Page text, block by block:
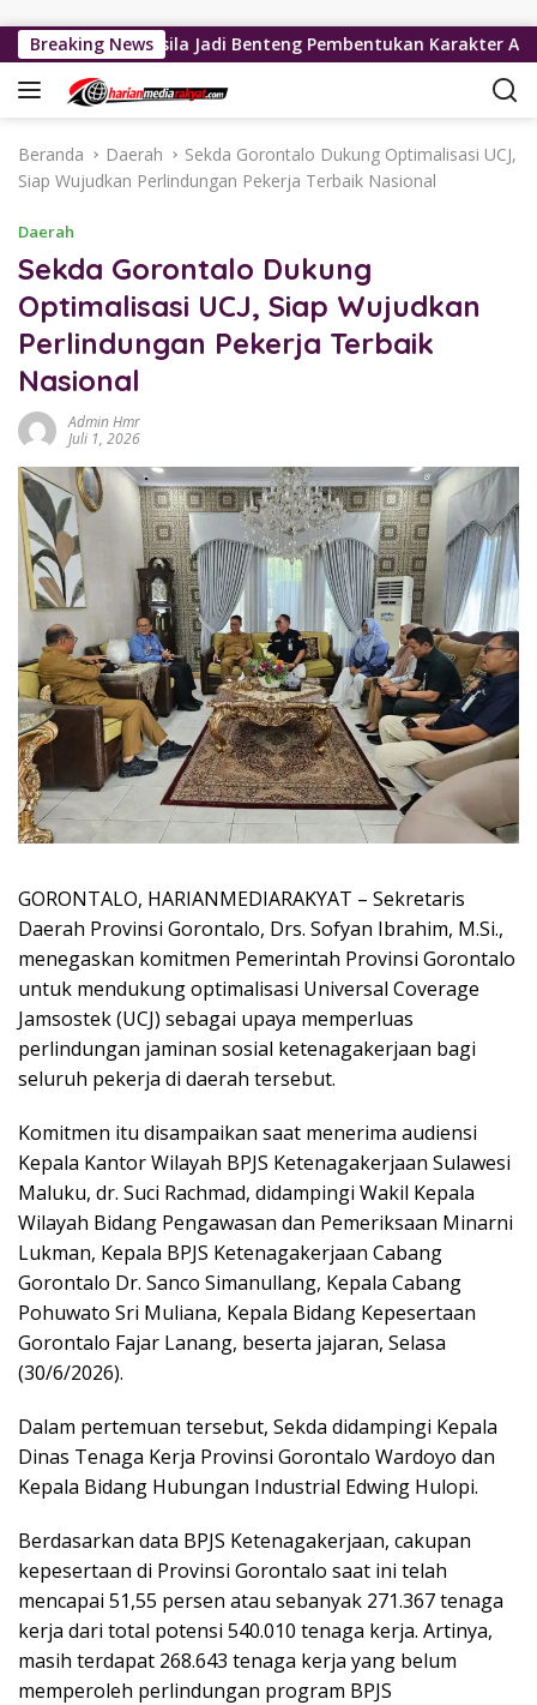
Breaking News
Pancasila Jadi Benteng Pembentukan Karakter Anak
Beranda Daerah
Sekda Gorontalo Dukung Optimalisasi UCJ,
Siap Wujudkan Perlindungan Pekerja Terbaik Nasional
Daerah
Sekda Gorontalo Dukung
Optimalisasi UCJ, Siap Wujudkan
Perlindungan Pekerja Terbaik
Nasional
Admin Hmr
Juli 1, 2026
GORONTALO, HARIANMEDIARAKYAT – Sekretaris
Daerah Provinsi Gorontalo, Drs. Sofyan Ibrahim, M.Si.,
menegaskan komitmen Pemerintah Provinsi Gorontalo
untuk mendukung optimalisasi Universal Coverage
Jamsostek (UCJ) sebagai upaya memperluas
perlindungan jaminan sosial ketenagakerjaan bagi
seluruh pekerja di daerah tersebut.
Komitmen itu disampaikan saat menerima audiensi
Kepala Kantor Wilayah BPJS Ketenagakerjaan Sulawesi
Maluku, dr. Suci Rachmad, didampingi Wakil Kepala
Wilayah Bidang Pengawasan dan Pemeriksaan Minarni
Lukman, Kepala BPJS Ketenagakerjaan Cabang
Gorontalo Dr. Sanco Simanullang, Kepala Cabang
Pohuwato Sri Muliana, Kepala Bidang Kepesertaan
Gorontalo Fajar Lanang, beserta jajaran, Selasa
(30/6/2026).
Dalam pertemuan tersebut, Sekda didampingi Kepala
Dinas Tenaga Kerja Provinsi Gorontalo Wardoyo dan
Kepala Bidang Hubungan Industrial Edwing Hulopi.
Berdasarkan data BPJS Ketenagakerjaan, cakupan
kepesertaan di Provinsi Gorontalo saat ini telah
mencapai 51,55 persen atau sebanyak 271.367 tenaga
kerja dari total potensi 540.010 tenaga kerja. Artinya,
masih terdapat 268.643 tenaga kerja yang belum
memperoleh perlindungan program BPJS